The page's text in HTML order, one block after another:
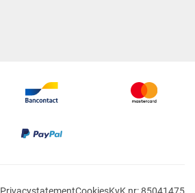
PrivacystatementCookies